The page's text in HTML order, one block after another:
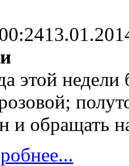
этой недели
и обращать